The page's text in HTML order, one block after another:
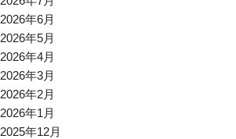
2026年6月
2026年5月
2026年4月
2026年3月
2026年2月
2026年1月
2025年12月